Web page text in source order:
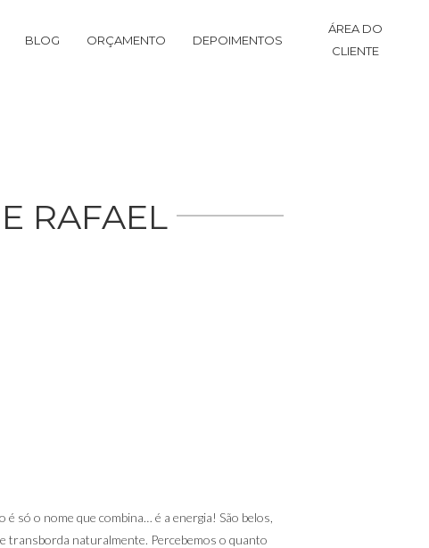
BLOG ORÇAMENTO DEPOIMENTOS
ÁREA DO
CLIENTE
RAFAEL
só o nome que combina… é a energia! São belos,
transborda naturalmente. Percebemos o quanto